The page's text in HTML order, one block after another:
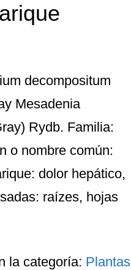
decompositum
Mesadenia
Rydb. Familia:
o nombre común:
dolor hepático,
raízes, hojas
la categoría: Plantas